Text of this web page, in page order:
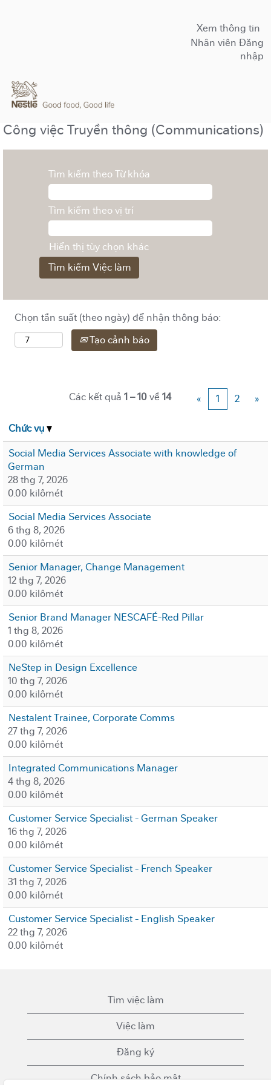
Xem thông tin
Nhân viên Đăng
nhập
Công việc Truyền thông (Communications)
Tìm kiếm theo Từ khóa
Tìm kiếm theo vị trí
Hiển thị tùy chọn khác
Chọn tần suất (theo ngày) để nhận thông báo:
Tạo cảnh báo
Các kết quả 1 – 10về 14 « 1 2 »
Chức vụ
Social Media Services Associate with knowledge of
German
28 thg 7, 2026
0.00 kilômét
Social Media Services Associate
6 thg 8, 2026
0.00 kilômét
Senior Manager, Change Management
12 thg 7, 2026
0.00 kilômét
Senior Brand Manager NESCAFÉ-Red Pillar
1 thg 8, 2026
0.00 kilômét
NeStep in Design Excellence
10 thg 7, 2026
0.00 kilômét
Nestalent Trainee, Corporate Comms
27 thg 7, 2026
0.00 kilômét
Integrated Communications Manager
4 thg 8, 2026
0.00 kilômét
Customer Service Specialist - German Speaker
16 thg 7, 2026
0.00 kilômét
Customer Service Specialist - French Speaker
31 thg 7, 2026
0.00 kilômét
Customer Service Specialist - English Speaker
22 thg 7, 2026
0.00 kilômét
Tìm việc làm
Việc làm
Đăng ký
Chính sách bảo mật